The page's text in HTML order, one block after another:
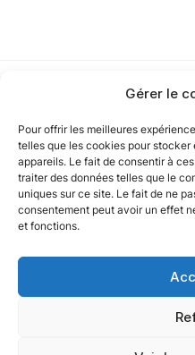
Gérer le
Pour offrir les meilleures
telles que les cookies pour
appareils. Le fait de consentir à
traiter des données telles que le
uniques sur ce site. Le fait de ne
consentement peut avoir un effet
et fonctions.
Notre politique
Nos agences
Nos autres marques
Nos réseaux